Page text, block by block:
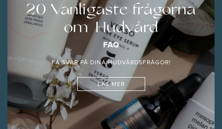
20 Vanligaste frågorna
om Hudvård
FAQ
FÅ SVAR PÅ DINA HUDVÅRDSFRÅGOR!
LÄS MER